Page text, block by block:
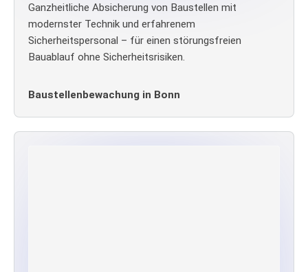
Ganzheitliche Absicherung von Baustellen mit
modernster Technik und erfahrenem
Sicherheitspersonal – für einen störungsfreien
Bauablauf ohne Sicherheitsrisiken.
Baustellenbewachung in Bonn